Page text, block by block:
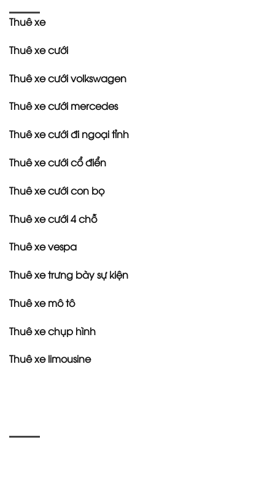
Thuê xe
Thuê xe cưới
Thuê xe cưới volkswagen
Thuê xe cưới mercedes
Thuê xe cưới đi ngoại tỉnh
Thuê xe cưới cổ điển
Thuê xe cưới con bọ
Thuê xe cưới 4 chỗ
Thuê xe vespa
Thuê xe trưng bày sự kiện
Thuê xe mô tô
Thuê xe chụp hình
Thuê xe limousine